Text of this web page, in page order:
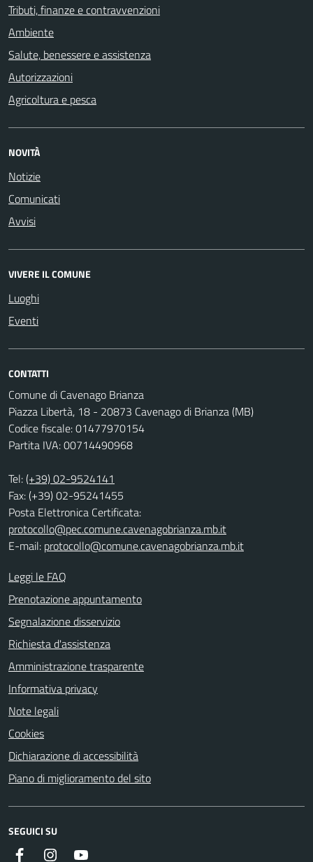
Tributi, finanze e contravvenzioni
Ambiente
Salute, benessere e assistenza
Autorizzazioni
Agricoltura e pesca
NOVITÀ
Notizie
Comunicati
Avvisi
VIVERE IL COMUNE
Luoghi
Eventi
CONTATTI
Comune di Cavenago Brianza
Piazza Libertà, 18 - 20873 Cavenago di Brianza (MB)
Codice fiscale: 01477970154
Partita IVA: 00714490968
Tel:(+39) 02-9524141
Fax: (+39) 02-95241455
Posta Elettronica Certificata:
protocollo@pec.comune.cavenagobrianza.mb.it
E-mail: protocollo@comune.cavenagobrianza.mb.it
Leggi le FAQ
Prenotazione appuntamento
Segnalazione disservizio
Richiesta d'assistenza
Amministrazione trasparente
Informativa privacy
Note legali
Cookies
Dichiarazione di accessibilità
Piano di miglioramento del sito
SEGUICI SU
Facebook Instagram